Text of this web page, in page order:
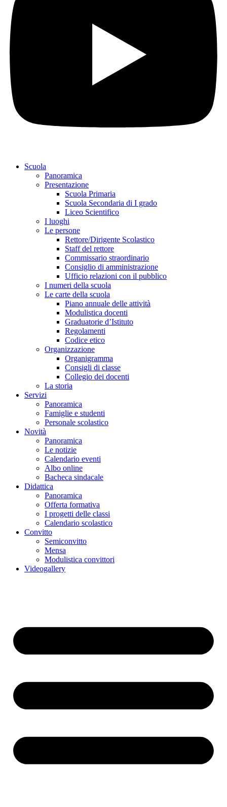
Scuola
Panoramica
Presentazione
Scuola Primaria
Scuola Secondaria di I grado
Liceo Scientifico
I luoghi
Le persone
Rettore/Dirigente Scolastico
Staff del rettore
Commissario straordinario
Consiglio di amministrazione
Ufficio relazioni con il pubblico
I numeri della scuola
Le carte della scuola
Piano annuale delle attività
Modulistica docenti
Graduatorie d’Istituto
Regolamenti
Codice etico
Organizzazione
Organigramma
Consigli di classe
Collegio dei docenti
La storia
Servizi
Panoramica
Famiglie e studenti
Personale scolastico
Novità
Panoramica
Le notizie
Calendario eventi
Albo online
Bacheca sindacale
Didattica
Panoramica
Offerta formativa
I progetti delle classi
Calendario scolastico
Convitto
Semiconvitto
Mensa
Modulistica convittori
Videogallery